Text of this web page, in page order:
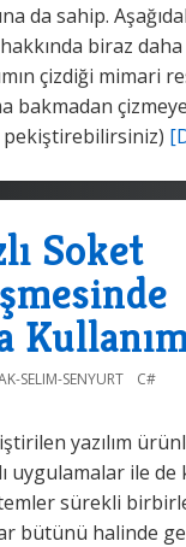
da sahip.
biraz
çizdiği mimari
bakmadan çizmeye
Soket
SELIM-SENYURT C#
yazılım
uygulamalar ile de
sürekli
bütünü halinde